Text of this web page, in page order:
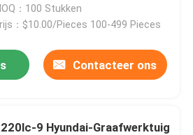
：100 Stukken
：$10.00/Pieces 100-499 Pieces
Contacteer ons
9 Hyundai-Graafwerktuig